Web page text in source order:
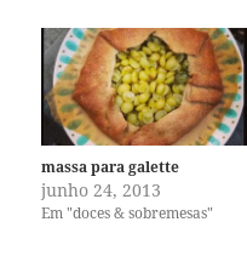
massa para galette
junho 24, 2013
Em "doces & sobremesas"